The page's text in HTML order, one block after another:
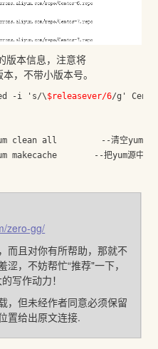
本信息，注意将
，不带小版本号。
sed -i 's/\$releasever/6/g'
clean all  　　　　--清空yum缓存
zero-gg/
而且对你有所帮助，那就不
，不妨帮忙“推荐"一下，
写作动力！
，但未经作者同意必须保留
置给出原文连接.